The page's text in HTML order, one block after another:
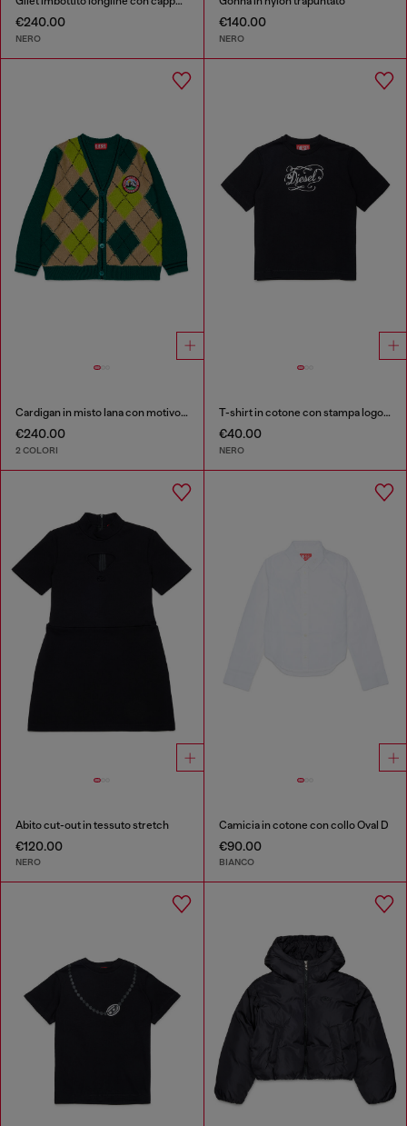
€240.00
NERO
€140.00
NERO
Cardigan in misto lana con motivo argyle
€240.00
2 COLORI
T-shirt in cotone con stampa logo originale
€40.00
NERO
Abito cut-out in tessuto stretch
€120.00
NERO
Camicia in cotone con collo Oval D
€90.00
BIANCO